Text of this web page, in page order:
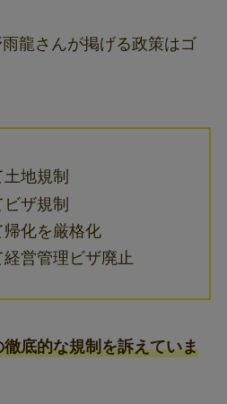
龍さんが掲げる政策はゴ
地規制
ザ規制
化を厳格化
営管理ビザ廃止
底的な規制を訴えていま